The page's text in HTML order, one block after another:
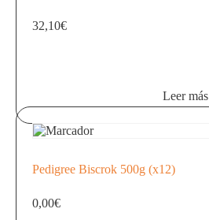
32,10€
Leer más
Pedigree Biscrok 500g (x12)
0,00€